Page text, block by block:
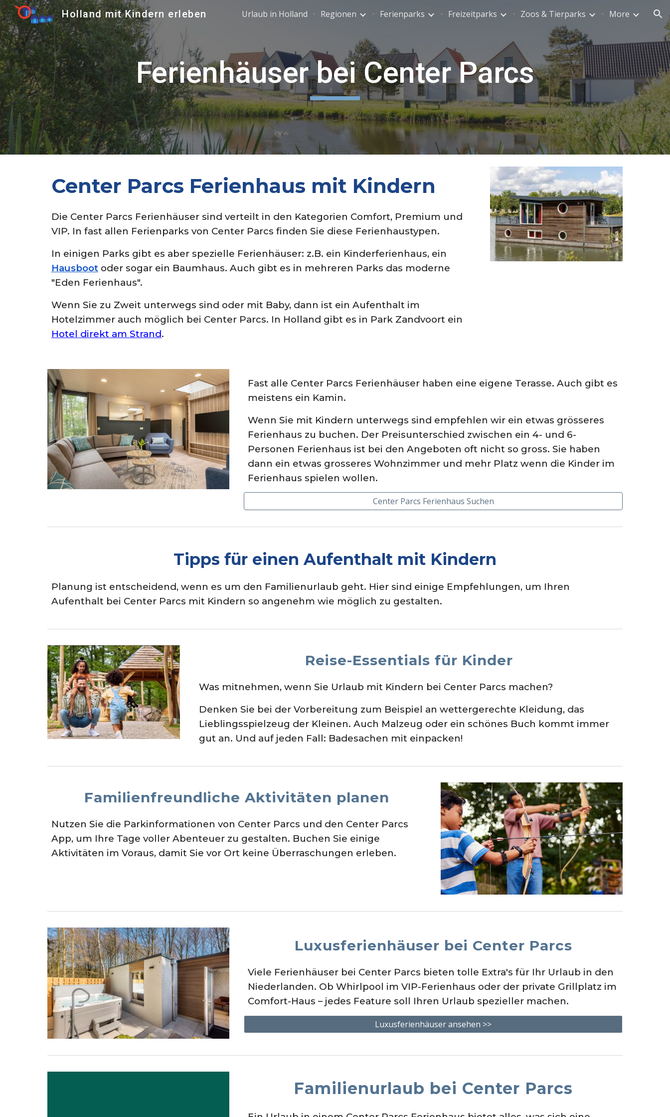
Skip to main content Skip to navigation
Holland mit Kindern erleben Urlaub in Holland Regionen Ferienparks Freizeitparks Zoos & Tierparks More
Ferienhäuser bei Center Parcs
Center Parcs Ferienhaus mit Kindern
Die Center Parcs Ferienhäuser sind verteilt in den Kategorien Comfort, Premium und
VIP. In fast allen Ferienparks von Center Parcs finden Sie diese Ferienhaustypen.
In einigen Parks gibt es aber spezielle Ferienhäuser: z.B. ein Kinderferienhaus, ein
Hausbootoder sogar ein Baumhaus. Auch gibt es in mehreren Parks das moderne
"Eden Ferienhaus".
Wenn Sie zu Zweit unterwegs sind oder mit Baby, dann ist ein Aufenthalt im
Hotelzimmer auch möglich bei Center Parcs. In Holland gibt es in Park Zandvoort ein
Hotel direkt am Strand.
Fast alle Center Parcs Ferienhäuser haben eine eigene Terasse. Auch gibt es
meistens ein Kamin.
Wenn Sie mit Kindern unterwegs sind empfehlen wir ein etwas grösseres
Ferienhaus zu buchen. Der Preisunterschied zwischen ein 4- und 6-
Personen Ferienhaus ist bei den Angeboten oft nicht so gross. Sie haben
dann ein etwas grosseres Wohnzimmer und mehr Platz wenn die Kinder im
Ferienhaus spielen wollen.
Center Parcs Ferienhaus Suchen
Tipps für einen Aufenthalt mit Kindern
Planung ist entscheidend, wenn es um den Familienurlaub geht. Hier sind einige Empfehlungen, um Ihren
Aufenthalt bei Center Parcs mit Kindern so angenehm wie möglich zu gestalten.
Reise-Essentials für Kinder
Was mitnehmen, wenn Sie Urlaub mit Kindern bei Center Parcs machen?
Denken Sie bei der Vorbereitung zum Beispiel an wettergerechte Kleidung, das
Lieblingsspielzeug der Kleinen. Auch Malzeug oder ein schönes Buch kommt immer
gut an. Und auf jeden Fall: Badesachen mit einpacken!
Familienfreundliche Aktivitäten planen
Nutzen Sie die Parkinformationen von Center Parcs und den Center Parcs
App, um Ihre Tage voller Abenteuer zu gestalten. Buchen Sie einige
Aktivitäten im Voraus, damit Sie vor Ort keine Überraschungen erleben.
Luxusferienhäuser bei Center Parcs
Viele Ferienhäuser bei Center Parcs bieten tolle Extra's für Ihr Urlaub in den
Niederlanden. Ob Whirlpool im VIP-Ferienhaus oder der private Grillplatz im
Comfort-Haus – jedes Feature soll Ihren Urlaub spezieller machen.
Luxusferienhäuser ansehen >>
Familienurlaub bei Center Parcs